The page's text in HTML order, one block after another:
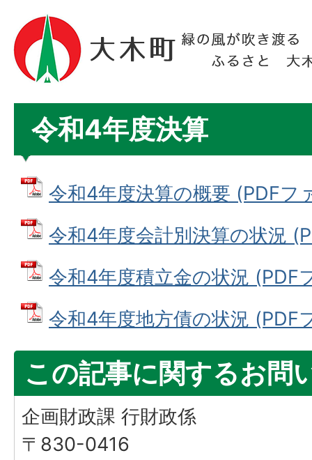
令和4年度決算
令和4年度決算の概要 (PDFフ
令和4年度会計別決算の状況
令和4年度積立金の状況 (PDF
令和4年度地方債の状況 (PDF
この記事に関するお問
企画財政課 行財政係
〒830-0416